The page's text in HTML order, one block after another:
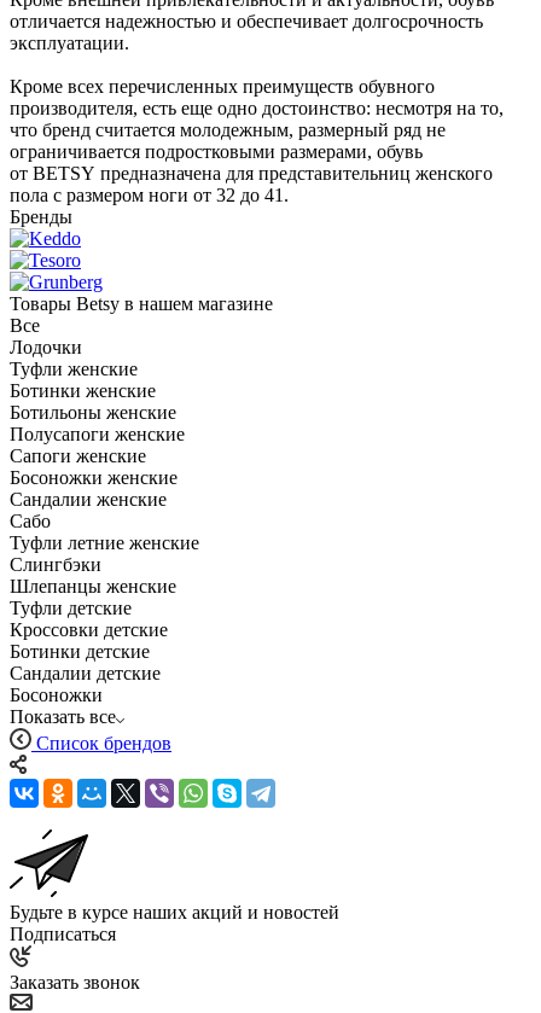
отличается надежностью и обеспечивает долгосрочность
эксплуатации.
Кроме всех перечисленных преимуществ обувного
производителя, есть еще одно достоинство: несмотря на то,
что бренд считается молодежным, размерный ряд не
ограничивается подростковыми размерами, обувь
от BETSY предназначена для представительниц женского
пола с размером ноги от 32 до 41.
Бренды
Товары Betsy в нашем магазине
Все
Лодочки
Туфли женские
Ботинки женские
Ботильоны женские
Полусапоги женские
Сапоги женские
Босоножки женские
Сандалии женские
Сабо
Туфли летние женские
Слингбэки
Шлепанцы женские
Туфли детские
Кроссовки детские
Ботинки детские
Сандалии детские
Босоножки
Показать все
Список брендов
Будьте в курсе наших акций и новостей
Подписаться
Заказать звонок